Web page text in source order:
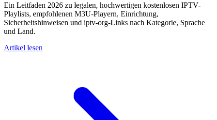
Ein Leitfaden 2026 zu legalen, hochwertigen kostenlosen IPTV-
Playlists, empfohlenen M3U-Playern, Einrichtung,
Sicherheitshinweisen und iptv-org-Links nach Kategorie, Sprache
und Land.
Artikel lesen